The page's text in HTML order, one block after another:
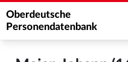
Oberdeutsche
Personendatenbank